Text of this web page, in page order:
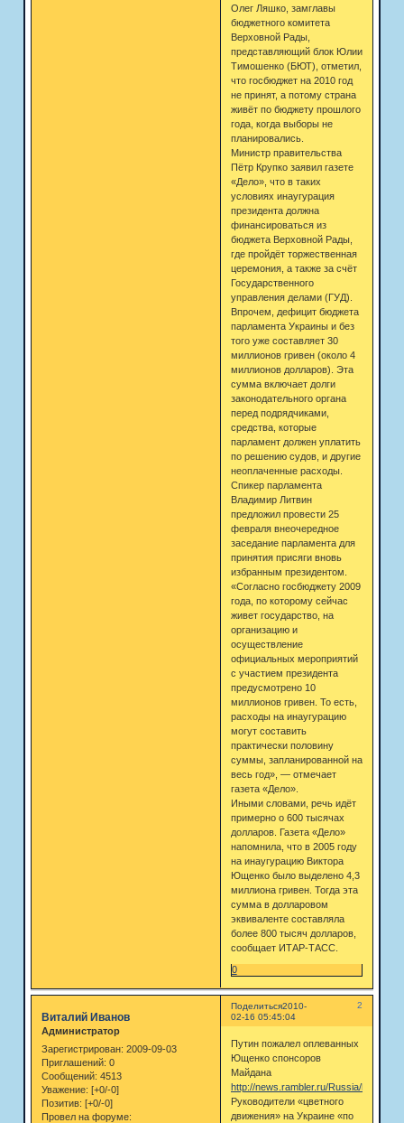
Олег Ляшко, замглавы
бюджетного комитета
Верховной Рады,
представляющий блок Юлии
Тимошенко (БЮТ), отметил,
что госбюджет на 2010 год
не принят, а потому страна
живёт по бюджету прошлого
года, когда выборы не
планировались.
Министр правительства
Пётр Крупко заявил газете
«Дело», что в таких
условиях инаугурация
президента должна
финансироваться из
бюджета Верховной Рады,
где пройдёт торжественная
церемония, а также за счёт
Государственного
управления делами (ГУД).
Впрочем, дефицит бюджета
парламента Украины и без
того уже составляет 30
миллионов гривен (около 4
миллионов долларов). Эта
сумма включает долги
законодательного органа
перед подрядчиками,
средства, которые
парламент должен уплатить
по решению судов, и другие
неоплаченные расходы.
Спикер парламента
Владимир Литвин
предложил провести 25
февраля внеочередное
заседание парламента для
принятия присяги вновь
избранным президентом.
«Согласно госбюджету 2009
года, по которому сейчас
живет государство, на
организацию и
осуществление
официальных мероприятий
с участием президента
предусмотрено 10
миллионов гривен. То есть,
расходы на инаугурацию
могут составить
практически половину
суммы, запланированной на
весь год», — отмечает
газета «Дело».
Иными словами, речь идёт
примерно о 600 тысячах
долларов. Газета «Дело»
напомнила, что в 2005 году
на инаугурацию Виктора
Ющенко было выделено 4,3
миллиона гривен. Тогда эта
сумма в долларовом
эквиваленте составляла
более 800 тысяч долларов,
сообщает ИТАР-ТАСС.
0
Поделиться 2
2010-
02-16 05:45:04
Виталий Иванов
Администратор
Зарегистрирован: 2009-09-03
Приглашений: 0
Сообщений: 4513
Уважение: [+0/-0]
Позитив: [+0/-0]
Провел на форуме:
Путин пожалел оплеванных
Ющенко спонсоров
Майдана
http://news.rambler.ru/Russia/head/
Руководители «цветного
движения» на Украине «по